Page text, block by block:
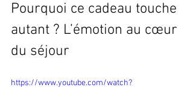
Pourquoi ce cadeau touche
autant ? L’émotion au cœur
du séjour
https://www.youtube.com/watch?